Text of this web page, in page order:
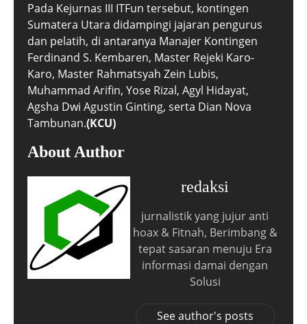
Pada Kejurnas III ITFun tersebut, kontingen
Sumatera Utara didampingi jajaran pengurus
dan pelatih, di antaranya Manajer Kontingen
Ferdinand S. Kembaren, Master Rejeki Karo-
Karo, Master Rahmatsyah Zein Lubis,
Muhammad Arifin, Yose Rizal, Agyl Hidayat,
Agsha Dwi Agustin Ginting, serta Dian Nova
Tambunan.(KCU)
About Author
redaksi
jurnalistik yang jujur anti
hoax & Fitnah, Berimbang &
tepat sasaran menuju Era
informasi damai dengan
Solusi
See author's posts